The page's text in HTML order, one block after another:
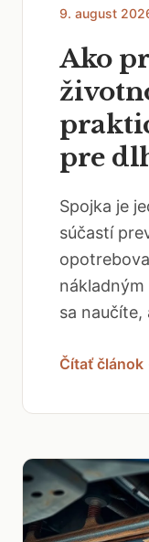
9. august
Ako
pre
Spojka je
súčastí
sa naučíte,
Čítať